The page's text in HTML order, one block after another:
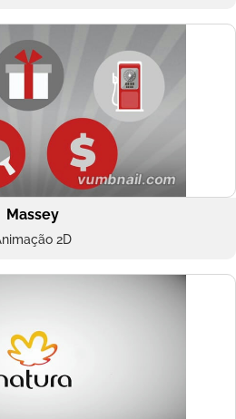
Massey
2D